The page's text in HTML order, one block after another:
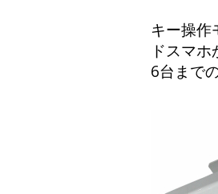
キー操作
ドスマ
6台まで